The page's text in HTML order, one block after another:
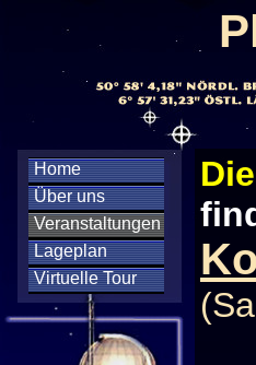
Home
Über uns
Veranstaltungen
Lageplan
Virtuelle Tour